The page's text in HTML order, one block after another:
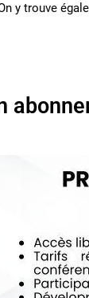
y trouve